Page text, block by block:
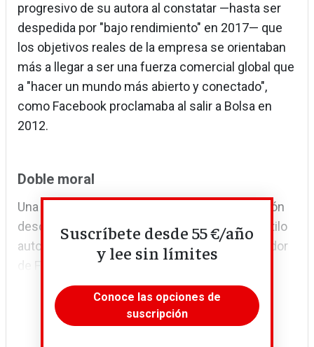
progresivo de su autora al constatar —hasta ser
despedida por "bajo rendimiento" en 2017— que
los objetivos reales de la empresa se orientaban
más a llegar a ser una fuerza comercial global que
a "hacer un mundo más abierto y conectado",
como Facebook proclamaba al salir a Bolsa en
2012.
Doble moral
Una de las constantes del libro es la descripción
descarnada y crítica de la personalidad y el estilo
autocrático de Mark Zuckerberg (CEO y fundador
de Facebook), así como de la cultura...
Suscríbete desde 55 €/año
y lee sin límites
Conoce las opciones de
suscripción